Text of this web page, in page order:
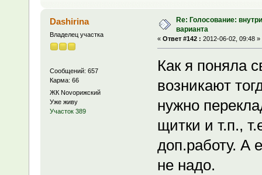
Dashirina
Владелец участка
Сообщений: 657
Карма: 66
ЖК Novoрижский
Уже живу
Участок 389
Re: Голосование:
варианта
« Ответ #142 : 2012-06-02, 09:48 »
Как я поняла
возникают
нужно
щитки и т.п.,
доп.работу. А
не надо.